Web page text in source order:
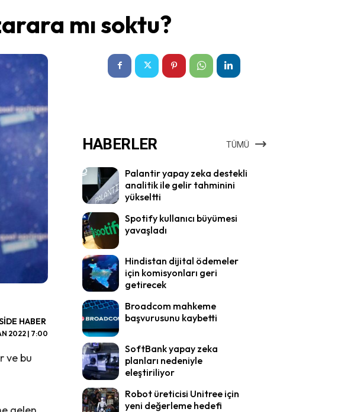
mı soktu?
HABER
2022 | 7:00
ve bu
HABERLER TÜMÜ
Palantir yapay zeka destekli
analitik ile gelir tahminini
yükseltti
Spotify kullanıcı büyümesi
yavaşladı
Hindistan dijital ödemeler
için komisyonları geri
getirecek
Broadcom mahkeme
başvurusunu kaybetti
SoftBank yapay zeka
planları nedeniyle
eleştiriliyor
Robot üreticisi Unitree için
yeni değerleme hedefi